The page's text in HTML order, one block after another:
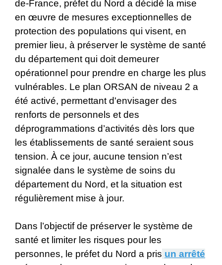
de-France, préfet du Nord a décidé la mise
en œuvre de mesures exceptionnelles de
protection des populations qui visent, en
premier lieu, à préserver le système de santé
du département qui doit demeurer
opérationnel pour prendre en charge les plus
vulnérables. Le plan ORSAN de niveau 2 a
été activé, permettant d'envisager des
renforts de personnels et des
déprogrammations d’activités dès lors que
les établissements de santé seraient sous
tension. À ce jour, aucune tension n’est
signalée dans le système de soins du
département du Nord, et la situation est
régulièrement mise à jour.
Dans l’objectif de préserver le système de
santé et limiter les risques pour les
personnes, le préfet du Nord a pris un arrêté